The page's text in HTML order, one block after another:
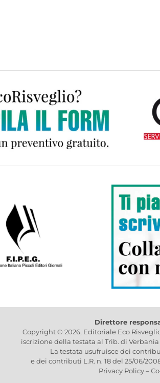
Direttore
Copyright © 2026, Editoriale Eco
iscrizione della testata al Trib. di Verbania
La testata usufruisce dei
e dei contributi L.R. n. 18 del 25/06/
Privacy Policy–